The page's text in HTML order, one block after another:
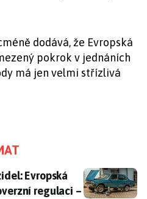
dodává, že Evropská
pokrok v jednáních
má jen velmi střízlivá
Evropská komise
Evropská
regulaci –